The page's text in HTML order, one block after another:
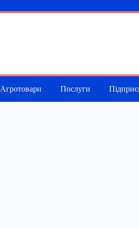
Агротовари Послуги